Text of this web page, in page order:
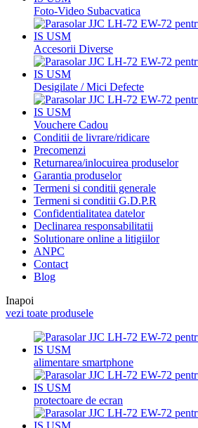
Foto-Video Subacvatica
Accesorii Diverse
Desigilate / Mici Defecte
Vouchere Cadou
Conditii de livrare/ridicare
Precomenzi
Returnarea/inlocuirea produselor
Garantia produselor
Termeni si conditii generale
Termeni si conditii G.D.P.R
Confidentialitatea datelor
Declinarea responsabilitatii
Solutionare online a litigiilor
ANPC
Contact
Blog
Inapoi
vezi toate produsele
alimentare smartphone
protectoare de ecran